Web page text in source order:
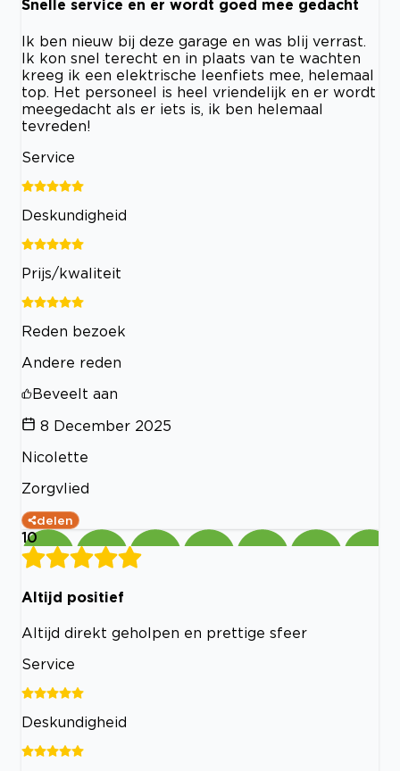
Snelle service en er wordt goed mee gedacht
Ik ben nieuw bij deze garage en was blij verrast.
Ik kon snel terecht en in plaats van te wachten
kreeg ik een elektrische leenfiets mee, helemaal
top. Het personeel is heel vriendelijk en er wordt
meegedacht als er iets is, ik ben helemaal
tevreden!
Service
Deskundigheid
Prijs/kwaliteit
Reden bezoek
Andere reden
Beveelt aan
8 December 2025
Nicolette
Zorgvlied
delen
10
Altijd positief
Altijd direkt geholpen en prettige sfeer
Service
Deskundigheid